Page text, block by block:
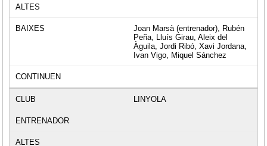
Joan Marsà (entrenador), Rubén
Peña, Lluís Girau, Aleix del
Àguila, Jordi Ribó, Xavi Jordana,
Ivan Vigo, Miquel Sánchez
LINYOLA